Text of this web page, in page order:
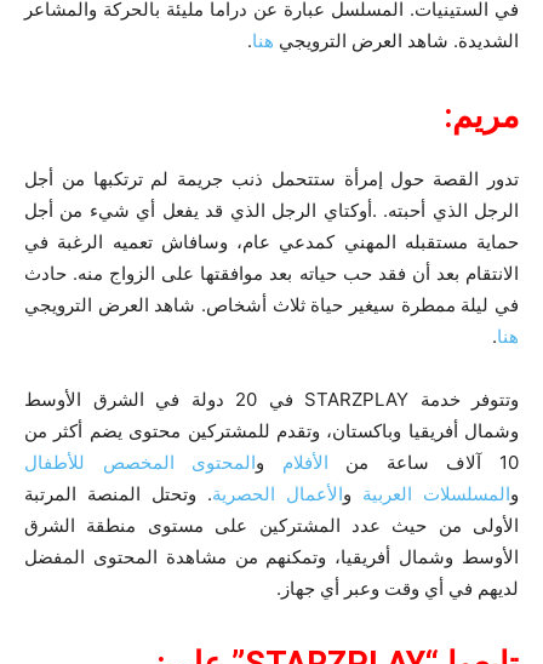
في الستينيات. المسلسل عبارة عن دراما مليئة بالحركة والمشاعر
الشديدة. شاهد العرض الترويجي هنا.
مريم:
تدور القصة حول إمرأة ستتحمل ذنب جريمة لم ترتكبها من أجل
الرجل الذي أحبته. .أوكتاي الرجل الذي قد يفعل أي شيء من أجل
حماية مستقبله المهني كمدعي عام، وسافاش تعميه الرغبة في
الانتقام بعد أن فقد حب حياته بعد موافقتها على الزواج منه. حادث
في ليلة ممطرة سيغير حياة ثلاث أشخاص. شاهد العرض الترويجي
هنا.
وتتوفر خدمة STARZPLAY في 20 دولة في الشرق الأوسط
وشمال أفريقيا وباكستان، وتقدم للمشتركين محتوى يضم أكثر من
10 آلاف ساعة من
الأفلام والمحتوى المخصص للأطفال
والمسلسلات العربية والأعمال الحصرية. وتحتل المنصة المرتبة
الأولى من حيث عدد المشتركين على مستوى منطقة الشرق
الأوسط وشمال أفريقيا، وتمكنهم من مشاهدة المحتوى المفضل
لديهم في أي وقت وعبر أي جهاز.